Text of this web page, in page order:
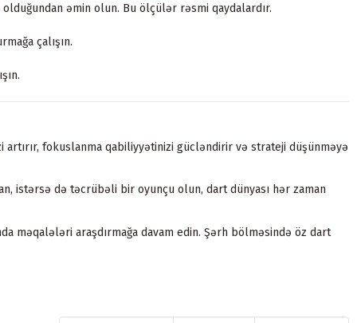
əmin olun. Bu ölçülər rəsmi qaydalardır.
çalışın.
fokuslanma qabiliyyətinizi gücləndirir və strateji düşünməyə
istərsə də təcrübəli bir oyunçu olun, dart dünyası hər zaman
məqalələri araşdırmağa davam edin. Şərh bölməsində öz dart